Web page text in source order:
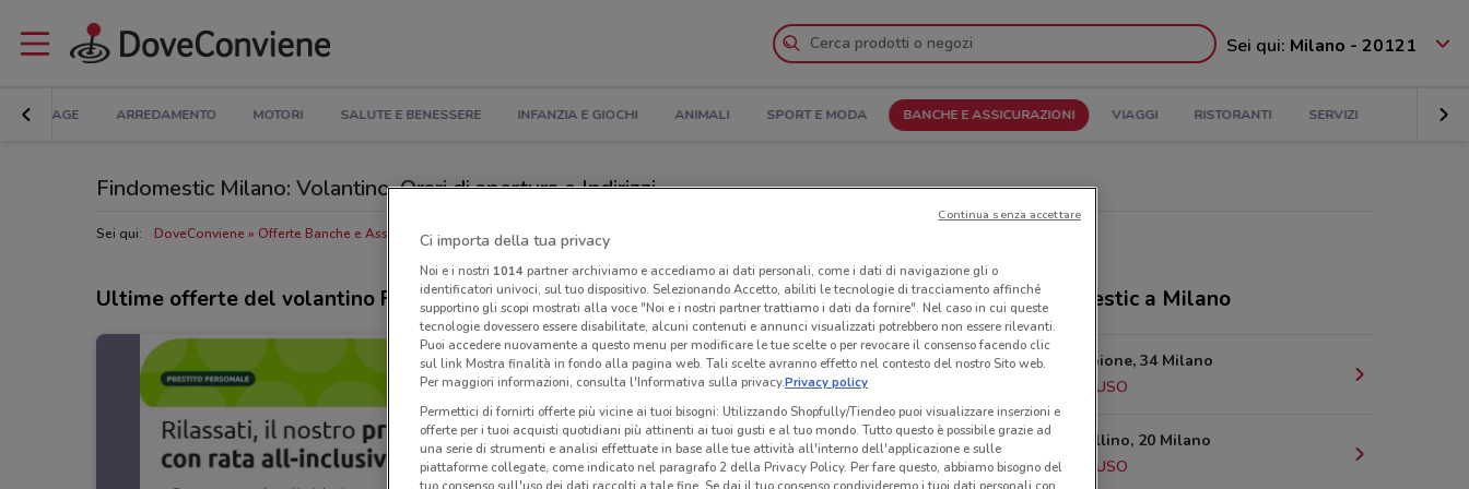
Sei qui: Milano - 20121
BRICOLAGE ARREDAMENTO MOTORI SALUTE E BENESSERE INFANZIA E GIOCHI ANIMALI SPORT E MODA BANCHE E ASSICURAZIONI VIAGGI RISTORANTI SERVIZI
Findomestic Milano: Volantino, Orari di apertura e Indirizzi
Sei qui: DoveConviene Offerte Banche e Assicurazioni a Milano Negozi Findomestic a Milano
Ultime offerte del volantino Findomestic Negozi Findomestic a Milano
Corso Sempione, 34 Milano
CHIUSO
Via Giambellino, 20 Milano
2.1 km
CHIUSO
Ci importa della tua privacy
Noi e i nostri 1014partner archiviamo e accediamo ai dati personali, come i dati di navigazione gli o
identificatori univoci, sul tuo dispositivo. Selezionando Accetto, abiliti le tecnologie di tracciamento affinché
supportino gli scopi mostrati alla voce "Noi e i nostri partner trattiamo i dati da fornire". Nel caso in cui queste
tecnologie dovessero essere disabilitate, alcuni contenuti e annunci visualizzati potrebbero non essere rilevanti.
Puoi accedere nuovamente a questo menu per modificare le tue scelte o per revocare il consenso facendo clic
sul link Mostra finalità in fondo alla pagina web. Tali scelte avranno effetto nel contesto del nostro Sito web.
Per maggiori informazioni, consulta l'Informativa sulla privacy.Privacy policy
Permettici di fornirti offerte più vicine ai tuoi bisogni: Utilizzando Shopfully/Tiendeo puoi visualizzare inserzioni e
offerte per i tuoi acquisti quotidiani più attinenti ai tuoi gusti e al tuo mondo. Tutto questo è possibile grazie ad
una serie di strumenti e analisi effettuate in base alle tue attività all'interno dell'applicazione e sulle
piattaforme collegate, come indicato nel paragrafo 2 della Privacy Policy. Per fare questo, abbiamo bisogno del
tuo consenso sull'uso dei dati raccolti a tale fine. Se dai il tuo consenso condivideremo i tuoi dati personali con
Continua senza accettare